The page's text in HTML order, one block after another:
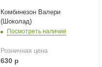
Комбинезон Валери
(Шоколад)
Посмотреть наличие
Розничная цена
630р